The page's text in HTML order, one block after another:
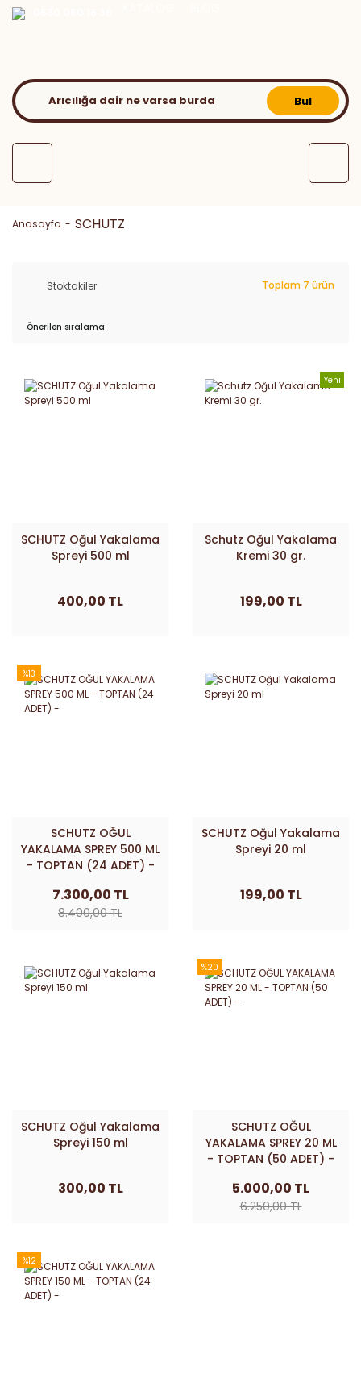
Bul
Anasayfa SCHUTZ
Stoktakiler Toplam 7 ürün
SCHUTZ Oğul Yakalama
Spreyi 500 ml
400,00 TL
Yeni
Schutz Oğul Yakalama
Kremi 30 gr.
199,00 TL
%13
SCHUTZ OĞUL
YAKALAMA SPREY 500 ML
- TOPTAN (24 ADET) -
7.300,00 TL
8.400,00 TL
SCHUTZ Oğul Yakalama
Spreyi 20 ml
199,00 TL
SCHUTZ Oğul Yakalama
Spreyi 150 ml
300,00 TL
%20
SCHUTZ OĞUL
YAKALAMA SPREY 20 ML
- TOPTAN (50 ADET) -
5.000,00 TL
6.250,00 TL
%12